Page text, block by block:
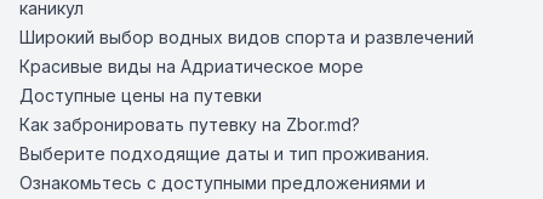
каникул
Широкий выбор водных видов спорта и развлечений
Красивые виды на Адриатическое море
Доступные цены на путевки
Как забронировать путевку на Zbor.md?
Выберите подходящие даты и тип проживания.
Ознакомьтесь с доступными предложениями и